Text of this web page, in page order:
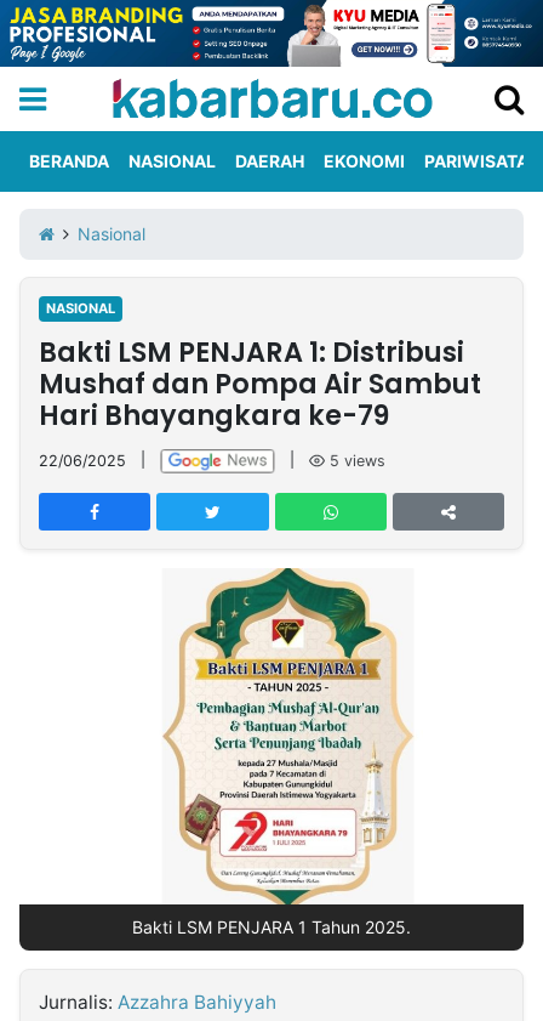
Iklan
Berita
Kami
Nasional
International
Olahraga
Entertainment
Daerah
Pariwisata
Kuliner
Kolom
Network
PT
TREETAN
BERANDA NASIONAL DAERAH EKONOMI PARIWISATA
Nasional
NASIONAL
Bakti LSM PENJARA 1: Distribusi
Mushaf dan Pompa Air Sambut
Hari Bhayangkara ke-79
22/06/2025 5 views
Bakti LSM PENJARA 1 Tahun 2025.
Jurnalis: Azzahra Bahiyyah